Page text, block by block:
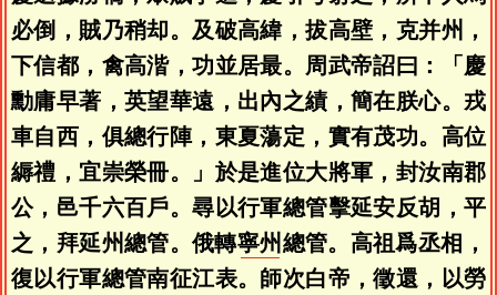
必倒，賊乃稍却。及破高緯，拔高壁，克并州，
下信都，禽高湝，功並居最。周武帝詔曰：「慶
勳庸早著，英望華遠，出內之績，簡在朕心。戎
車自西，俱總行陣，東夏蕩定，實有茂功。高位
縟禮，宜崇榮冊。」於是進位大將軍，封汝南郡
公，邑千六百戶。尋以行軍總管擊延安反胡，平
之，拜延州總管。俄轉寧州總管。高祖爲丞相，
復以行軍總管南征江表。師次白帝，徵還，以勞